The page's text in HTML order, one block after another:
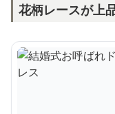
花柄レースが上